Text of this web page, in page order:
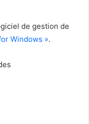
de gestion de
Windows ».